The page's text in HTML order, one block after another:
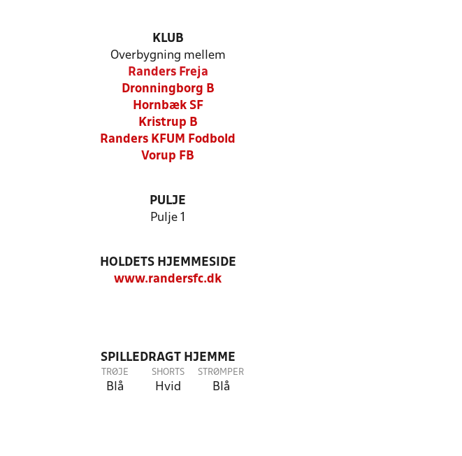
KLUB
Overbygning mellem
Randers Freja
Dronningborg B
Hornbæk SF
Kristrup B
Randers KFUM Fodbold
Vorup FB
PULJE
Pulje 1
HOLDETS HJEMMESIDE
www.randersfc.dk
SPILLEDRAGT HJEMME
TRØJE
Blå
SHORTS
Hvid
STRØMPER
Blå